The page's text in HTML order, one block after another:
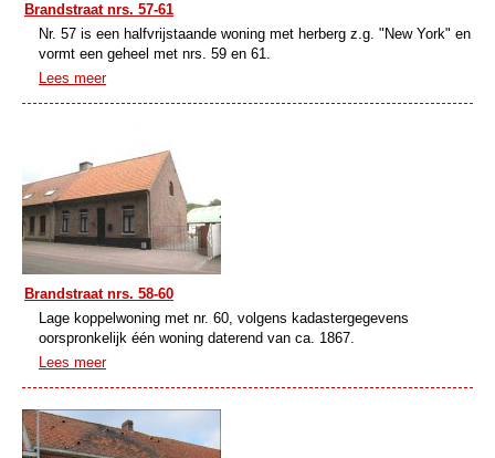
Brandstraat nrs. 57-61
Nr. 57 is een halfvrijstaande woning met herberg z.g. "New York" en
vormt een geheel met nrs. 59 en 61.
Lees meer
Brandstraat nrs. 58-60
Lage koppelwoning met nr. 60, volgens kadastergegevens
oorspronkelijk één woning daterend van ca. 1867.
Lees meer